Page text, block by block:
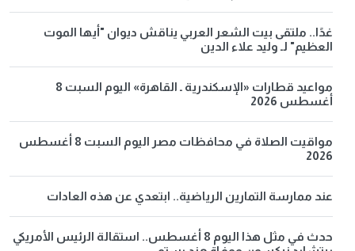
غدًا.. ملتقى بيت الشعر العربي يناقش ديوان "أيها الموت
العظيم" لـ وليد علاء الدين
مواعيد قطارات «الإسكندرية ـ القاهرة» اليوم السبت 8
أغسطس 2026
مواقيت الصلاة في محافظات مصر اليوم السبت 8 أغسطس
2026
عند ممارسة التمارين الرياضية.. ابتعدي عن هذه العادات
حدث في مثل هذا اليوم 8 أغسطس.. استقالة الرئيس الأمريكي